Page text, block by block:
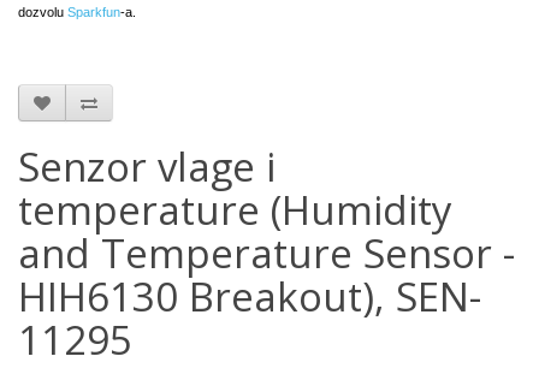
dozvolu Sparkfun-a.
Senzor vlage i
temperature (Humidity
and Temperature Sensor -
HIH6130 Breakout), SEN-
11295